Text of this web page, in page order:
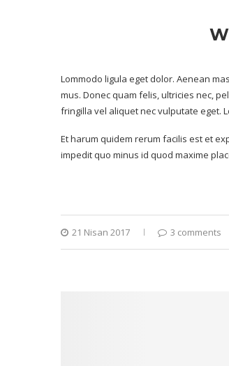
Lommodo ligula eget dolor. Aenean
mus. Donec quam felis, ultricies nec,
fringilla vel aliquet nec vulputate eget.
Et harum quidem rerum facilis est et
impedit quo minus id quod maxime
21 Nisan 2017 3 comments